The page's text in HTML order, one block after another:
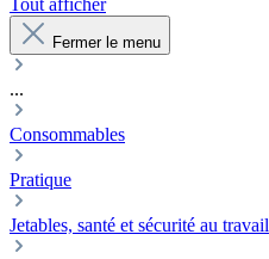
Tout afficher
Fermer le menu
...
Consommables
Pratique
Jetables, santé et sécurité au travail